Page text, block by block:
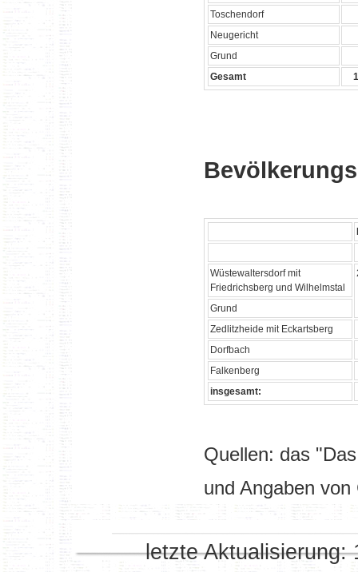
Toschendorf
Neugericht
Grund
Gesamt
Wüstewaltersdorf mit
Friedrichsberg und Wilhelmstal
Grund
Zedlitzheide mit Eckartsberg
Dorfbach
Falkenberg
insgesamt:
Quellen: das
und Angaben
letzte Aktualisierung: